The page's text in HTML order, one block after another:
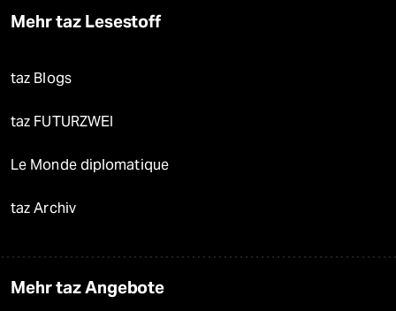
Mehr taz Lesestoff
taz Blogs
taz FUTURZWEI
Le Monde diplomatique
taz Archiv
Mehr taz Angebote